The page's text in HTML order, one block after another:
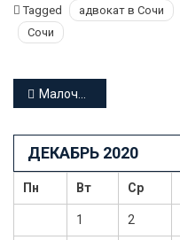
Tagged адвокат в Сочи
Сочи
Навигация
по
записям
Малочинская Екатерина Игоревна адвокат Краснодарского края
ДЕКАБРЬ 2020
Пн Вт Ср
1 2